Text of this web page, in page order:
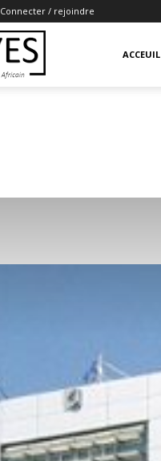
Connecter / rejoindre
ACCEUIL